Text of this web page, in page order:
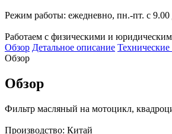
Режим работы: ежедневно, пн.-пт. с 9.00
Работаем с физическими и
Обзор Детальное описание Технические
Обзор
Обзор
Фильтр масляный на мотоцикл,
Производство: Китай